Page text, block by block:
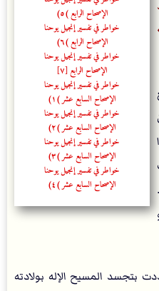
الإصحاح الرابع (٥)
خواطر في تفسير إنجيل يوحنا
الإصحاح الرابع (٦)
خواطر في تفسير إنجيل يوحنا
الإصحاح الرابع [٧]
خواطر في تفسير إنجيل يوحنا
الإصحاح السابع عشر (١)
خواطر في تفسير إنجيل يوحنا
الإصحاح السابع عشر (٢)
خواطر في تفسير إنجيل يوحنا
الإصحاح السابع عشر (٣)
خواطر في تفسير إنجيل يوحنا
الإصحاح السابع عشر (٤)
بتجسد المسيح الإله بولادته